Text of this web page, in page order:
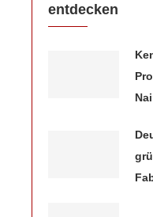
entdecken